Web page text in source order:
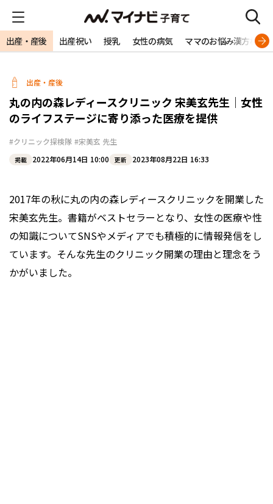
出産・産後 出産祝い 授乳 女性の病気 ママのお悩み漢方相談
出産・産後
丸の内の森レディースクリニック 宋美玄先生｜女性
のライフステージに寄り添った医療を提供
#クリニック探検隊 #宋美玄 先生
掲載 2022年06月14日 10:00 更新 2023年08月22日 16:33
2017年の秋に丸の内の森レディースクリニックを開業した
宋美玄先生。書籍がベストセラーとなり、女性の医療や性
の知識についてSNSやメディアでも積極的に情報発信をし
ています。そんな先生のクリニック開業の理由と理念をう
かがいました。